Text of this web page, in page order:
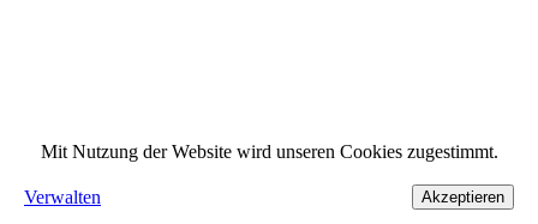
Mit Nutzung der Website wird unseren Cookies zugestimmt.
Verwalten Akzeptieren